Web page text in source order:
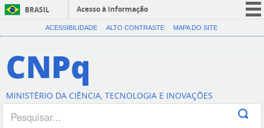
BRASIL
Acesso à informação
CORONAVÍRUS (COVID-19)
Canais
ACESSIBILIDADE ALTO CONTRASTE MAPA DO SITE
CNPq
MINISTÉRIO DA CIÊNCIA, TECNOLOGIA E INOVAÇÕES